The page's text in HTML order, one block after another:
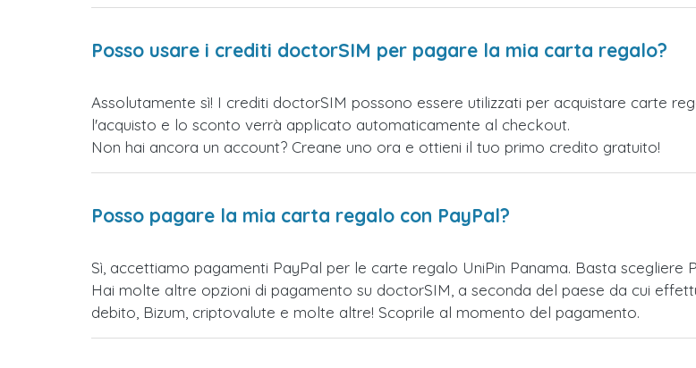
Posso usare i crediti doctorSIM per pagare la mia carta regalo?
Assolutamente sì! I crediti doctorSIM possono essere utilizzati per acquistare carte
l'acquisto e lo sconto verrà applicato automaticamente al checkout.
Non hai ancora un account? Creane uno ora e ottieni il tuo primo credito gratuito!
Posso pagare la mia carta regalo con PayPal?
Sì, accettiamo pagamenti PayPal per le carte regalo UniPin Panama. Basta
Hai molte altre opzioni di pagamento su doctorSIM, a seconda del paese da cui
debito, Bizum, criptovalute e molte altre! Scoprile al momento del pagamento.